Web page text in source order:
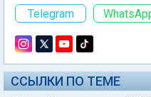
Telegram
ССЫЛКИ ПО ТЕМЕ